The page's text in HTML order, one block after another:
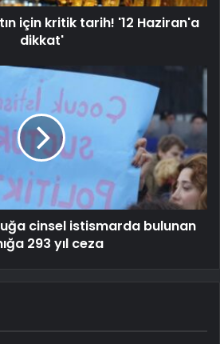
için kritik tarih! '12 Haziran'a
dikkat'
cinsel istismarda bulunan
293 yıl ceza